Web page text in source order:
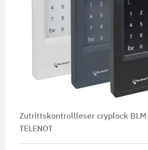
Zutrittskontrollleser cryplock
TELENOT